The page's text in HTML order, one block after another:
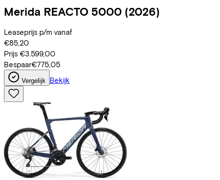
Merida REACTO 5000 (2026)
Leaseprijs p/m vanaf
€85,20
Prijs €3.599,00
Bespaar€775,05
Vergelijk Bekijk